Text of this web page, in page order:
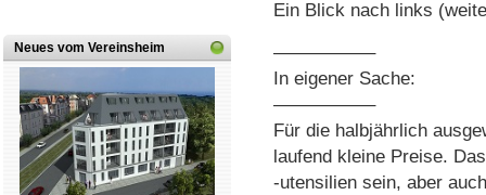
Neues vom Vereinsheim
Ein Blick nach links
—————–
In eigener Sache:
—————–
Für die halbjährlich
laufend kleine Preise.
-utensilien sein, aber